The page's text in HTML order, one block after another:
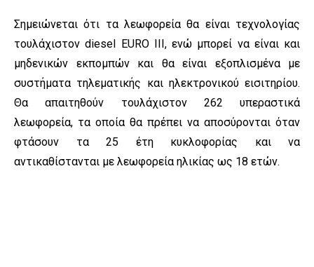
Σημειώνεται ότι τα λεωφορεία θα είναι τεχνολογίας
τουλάχιστον diesel EURO III, ενώ μπορεί να είναι και
μηδενικών εκπομπών και θα είναι εξοπλισμένα με
συστήματα τηλεματικής και ηλεκτρονικού εισιτηρίου.
Θα απαιτηθούν τουλάχιστον 262 υπεραστικά
λεωφορεία, τα οποία θα πρέπει να αποσύρονται όταν
φτάσουν τα 25 έτη κυκλοφορίας και να
αντικαθίστανται με λεωφορεία ηλικίας ως 18 ετών.